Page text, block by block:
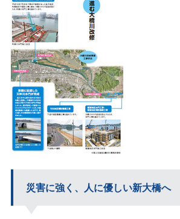
災害に強く、人に優しい新大橋へ